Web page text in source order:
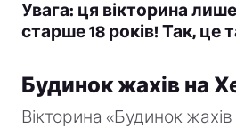
Увага: ця вікторина
старше 18 років! Так, це
Будинок жахів на
Вікторина «Будинок